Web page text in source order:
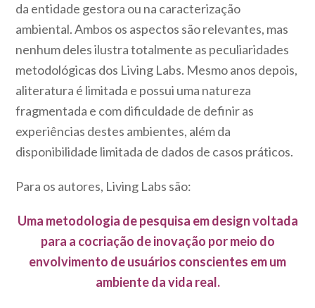
da entidade gestora ou na caracterização
ambiental. Ambos os aspectos são relevantes, mas
nenhum deles ilustra totalmente as peculiaridades
metodológicas dos Living Labs. Mesmo anos depois,
aliteratura é limitada e possui uma natureza
fragmentada e com dificuldade de definir as
experiências destes ambientes, além da
disponibilidade limitada de dados de casos práticos.
Para os autores, Living Labs são:
Uma metodologia de pesquisa em design voltada
para a cocriação de inovação por meio do
envolvimento de usuários conscientes em um
ambiente da vida real.